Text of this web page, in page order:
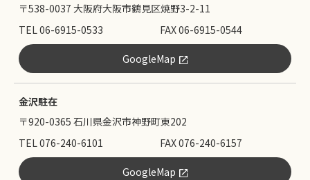
〒538-0037 大阪府大阪市鶴見区焼野3-2-11
TEL 06-6915-0533
FAX 06-6915-0544
GoogleMap
金沢駐在
〒920-0365 石川県金沢市神野町東202
TEL 076-240-6101
FAX 076-240-6157
GoogleMap